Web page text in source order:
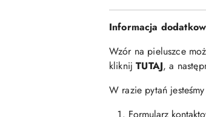
Informacja
Wzór na pieluszce
kliknijTUTAJ, a
W razie pytań